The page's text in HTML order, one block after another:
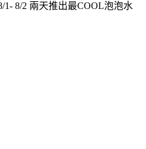
8/2 兩天推出最COOL泡泡水